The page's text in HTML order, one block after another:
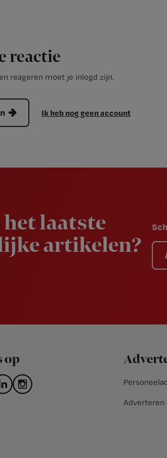
reactie
reageren moet je inlogd zijn.
Ik heb nog geen account
laatste
artikelen?
op
Adverteren